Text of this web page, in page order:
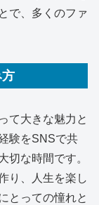
で、多くのファ
て大きな魅力と
験をSNSで共
切な時間です。
り、人生を楽し
とっての憧れと